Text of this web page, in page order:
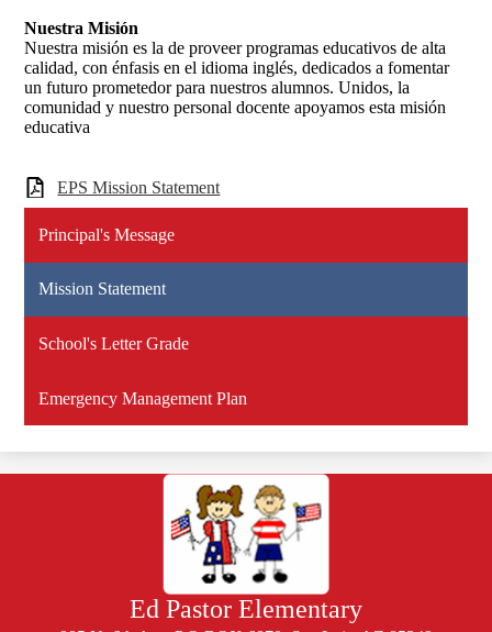
Nuestra Misión
Nuestra misión es la de proveer programas educativos de alta
calidad, con énfasis en el idioma inglés, dedicados a fomentar
un futuro prometedor para nuestros alumnos. Unidos, la
comunidad y nuestro personal docente apoyamos esta misión
educativa
EPS Mission Statement
Principal's Message
Mission Statement
School's Letter Grade
Emergency Management Plan
Ed Pastor Elementary